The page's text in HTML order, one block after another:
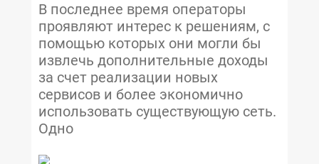
B последнее время операторы
проявляют интерес к решениям, с
помощью которых они могли бы
извлечь дополнительные доходы
за счет реализации новых
сервисов и более экономично
использовать существующую сеть.
Одно